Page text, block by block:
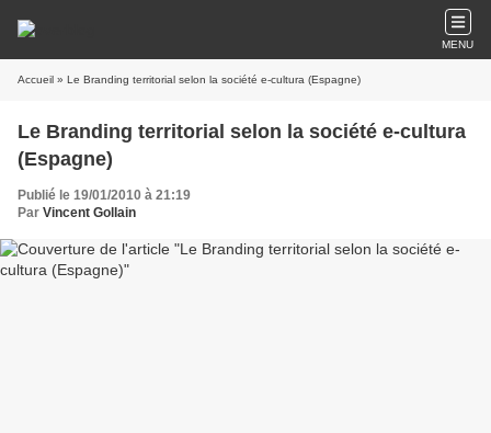
MENU
Accueil » Le Branding territorial selon la société e-cultura (Espagne)
Le Branding territorial selon la société e-cultura
(Espagne)
Publié le 19/01/2010 à 21:19
Par Vincent Gollain